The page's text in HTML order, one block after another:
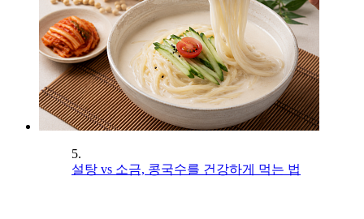
5.
설탕 vs 소금, 콩국수를 건강하게 먹는 법